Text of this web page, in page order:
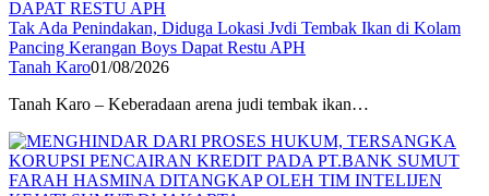
Tak Ada Penindakan, Diduga Lokasi Jvdi Tembak Ikan di Kolam
Pancing Kerangan Boys Dapat Restu APH
Tanah Karo01/08/2026
Tanah Karo – Keberadaan arena judi tembak ikan…